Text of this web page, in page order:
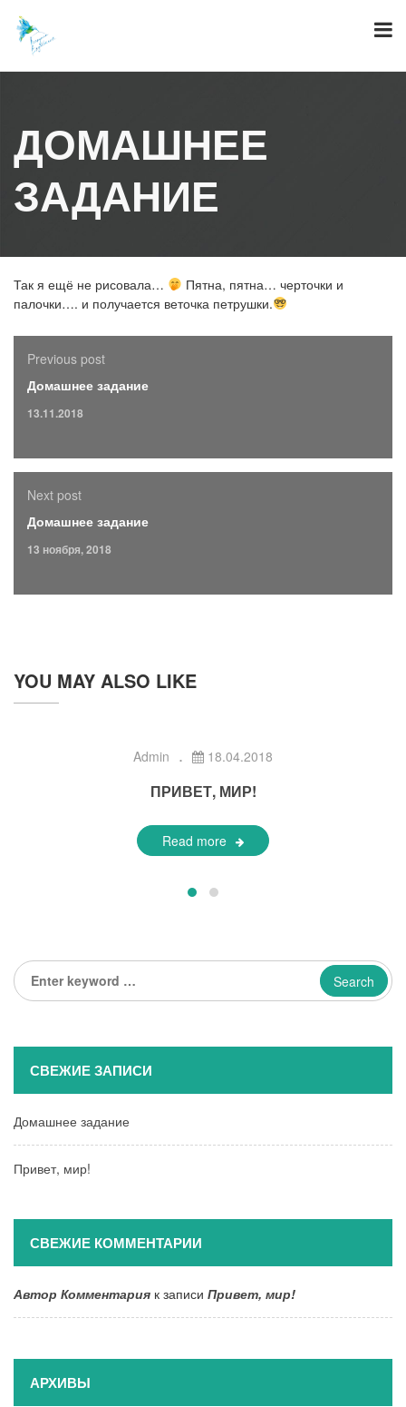
content
ДОМАШНЕЕ
ЗАДАНИЕ
Так я ещё не рисовала…
Пятна, пятна… черточки и
палочки…. и получается веточка петрушки.
Previous post
Домашнее задание
13.11.2018
Next post
Домашнее задание
13 ноября, 2018
YOU MAY ALSO LIKE
Admin 18.04.2018
ПРИВЕТ, МИР!
Read more
Enter
keyword
СВЕЖИЕ ЗАПИСИ
Домашнее задание
Привет, мир!
СВЕЖИЕ КОММЕНТАРИИ
Автор Комментария к записи Привет, мир!
АРХИВЫ